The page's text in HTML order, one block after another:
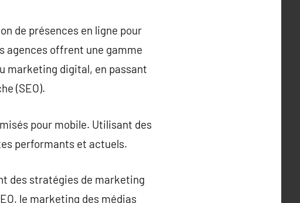
de présences en ligne pour
agences offrent une gamme
marketing digital, en passant
(SEO).
pour mobile. Utilisant des
performants et actuels.
des stratégies de marketing
le marketing des médias